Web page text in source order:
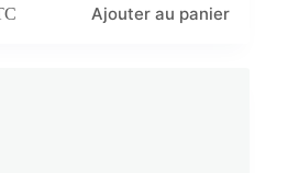
Ajouter au panier